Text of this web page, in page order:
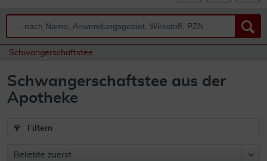
Schwangerschaftstee
Schwangerschaftstee aus der
Apotheke
Filtern